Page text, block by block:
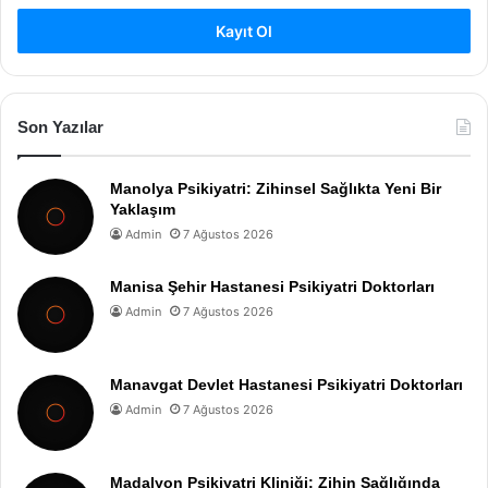
Kayıt Ol
Son Yazılar
Manolya Psikiyatri: Zihinsel Sağlıkta Yeni Bir
Yaklaşım
Admin 7 Ağustos 2026
Manisa Şehir Hastanesi Psikiyatri Doktorları
Admin 7 Ağustos 2026
Manavgat Devlet Hastanesi Psikiyatri Doktorları
Admin 7 Ağustos 2026
Madalyon Psikiyatri Kliniği: Zihin Sağlığında